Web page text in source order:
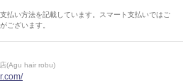
払い方法を記載しています。スマート支払いではご
ございます。
(Agu hair robu)